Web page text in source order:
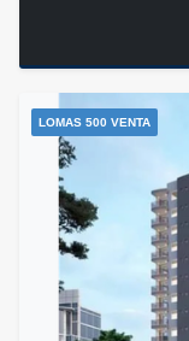
LOMAS 500 VENTA